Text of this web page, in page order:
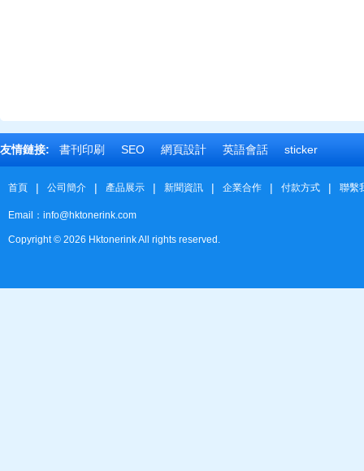
友情鏈接: 書刊印刷 SEO 網頁設計 英語會話 sticker
首頁 | 公司簡介 | 產品展示 | 新聞資訊 | 企業合作 | 付款方式 | 聯繫
Email：info@hktonerink.com
Copyright © 2026 Hktonerink All rights reserved.